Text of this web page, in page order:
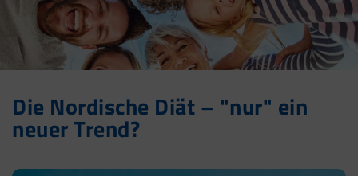
Die Nordische Diät – "nur" ein
neuer Trend?